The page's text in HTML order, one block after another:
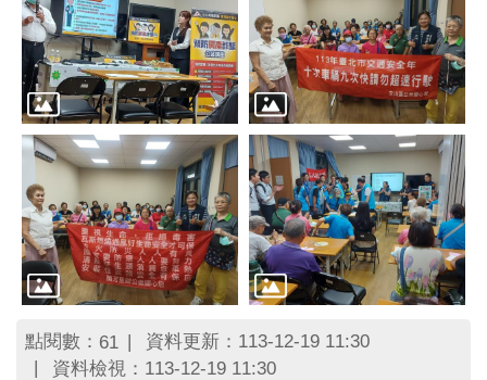
點閱數： 61
資料更新：113-12-19 11:30
資料檢視：113-12-19 11:30